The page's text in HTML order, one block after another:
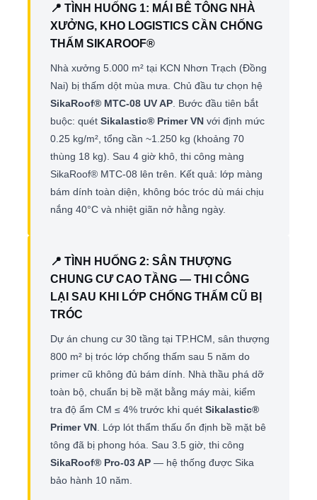
📍 TÌNH HUỐNG 1: MÁI BÊ TÔNG NHÀ
XƯỞNG, KHO LOGISTICS CẦN CHỐNG
THẤM SIKAROOF®
Nhà xưởng 5.000 m² tại KCN Nhơn Trạch (Đồng
Nai) bị thấm dột mùa mưa. Chủ đầu tư chọn hệ
SikaRoof® MTC-08 UV AP. Bước đầu tiên bắt
buộc: quét Sikalastic® Primer VN với định mức
0.25 kg/m², tổng cần ~1.250 kg (khoảng 70
thùng 18 kg). Sau 4 giờ khô, thi công màng
SikaRoof® MTC-08 lên trên. Kết quả: lớp màng
bám dính toàn diện, không bóc tróc dù mái chịu
nắng 40°C và nhiệt giãn nở hằng ngày.
📍 TÌNH HUỐNG 2: SÂN THƯỢNG
CHUNG CƯ CAO TẦNG — THI CÔNG
LẠI SAU KHI LỚP CHỐNG THẤM CŨ BỊ
TRÓC
Dự án chung cư 30 tầng tại TP.HCM, sân thượng
800 m² bị tróc lớp chống thấm sau 5 năm do
primer cũ không đủ bám dính. Nhà thầu phá dỡ
toàn bộ, chuẩn bị bề mặt bằng máy mài, kiểm
tra độ ẩm CM ≤ 4% trước khi quét Sikalastic®
Primer VN. Lớp lót thẩm thấu ổn định bề mặt bê
tông đã bị phong hóa. Sau 3.5 giờ, thi công
SikaRoof® Pro-03 AP — hệ thống được Sika
bảo hành 10 năm.